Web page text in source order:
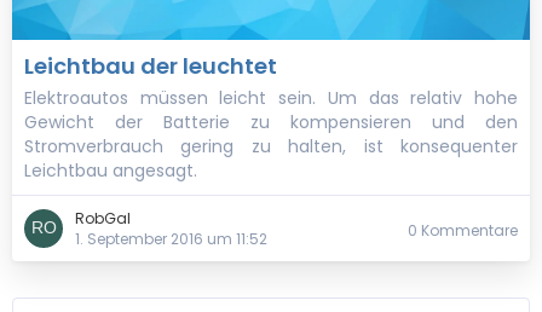
Leichtbau der leuchtet
Elektroautos müssen leicht sein. Um das relativ hohe
Gewicht der Batterie zu kompensieren und den
Stromverbrauch gering zu halten, ist konsequenter
Leichtbau angesagt.
RobGal
1. September 2016 um 11:52
0 Kommentare